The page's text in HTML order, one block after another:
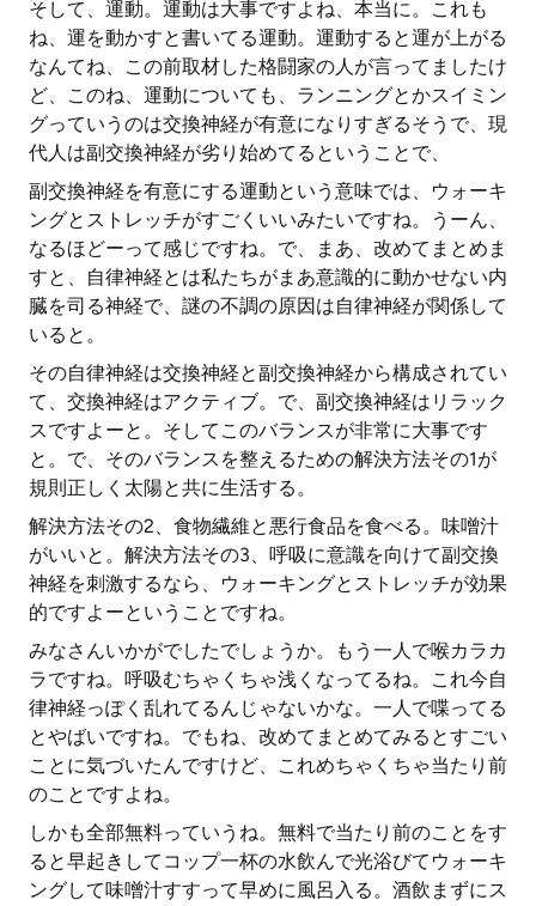
そして、運動。運動は大事ですよね、本当に。これも
ね、運を動かすと書いてる運動。運動すると運が上がる
なんてね、この前取材した格闘家の人が言ってましたけ
ど、このね、運動についても、ランニングとかスイミン
グっていうのは交換神経が有意になりすぎるそうで、現
代人は副交換神経が劣り始めてるということで、
副交換神経を有意にする運動という意味では、ウォーキ
ングとストレッチがすごくいいみたいですね。うーん、
なるほどーって感じですね。で、まあ、改めてまとめま
すと、自律神経とは私たちがまあ意識的に動かせない内
臓を司る神経で、謎の不調の原因は自律神経が関係して
いると。
その自律神経は交換神経と副交換神経から構成されてい
て、交換神経はアクティブ。で、副交換神経はリラック
スですよーと。そしてこのバランスが非常に大事です
と。で、そのバランスを整えるための解決方法その1が
規則正しく太陽と共に生活する。
解決方法その2、食物繊維と悪行食品を食べる。味噌汁
がいいと。解決方法その3、呼吸に意識を向けて副交換
神経を刺激するなら、ウォーキングとストレッチが効果
的ですよーということですね。
みなさんいかがでしたでしょうか。もう一人で喉カラカ
ラですね。呼吸むちゃくちゃ浅くなってるね。これ今自
律神経っぽく乱れてるんじゃないかな。一人で喋ってる
とやばいですね。でもね、改めてまとめてみるとすごい
ことに気づいたんですけど、これめちゃくちゃ当たり前
のことですよね。
しかも全部無料っていうね。無料で当たり前のことをす
ると早起きしてコップ一杯の水飲んで光浴びてウォーキ
ングして味噌汁すすって早めに風呂入る。酒飲まずにス